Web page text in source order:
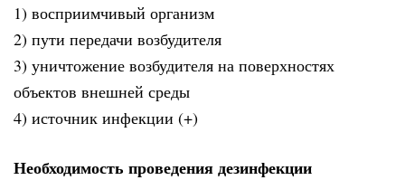
1) восприимчивый организм
2) пути передачи возбудителя
3) уничтожение возбудителя на поверхностях
объектов внешней среды
4) источник инфекции (+)
Необходимость проведения дезинфекции